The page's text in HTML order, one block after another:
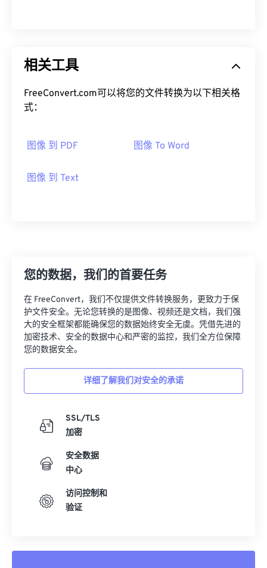
相关工具
FreeConvert.com可以将您的文件转换为以下相关格
式：
图像 到 PDF 图像 To Word
图像 到 Text
您的数据，我们的首要任务
在 FreeConvert，我们不仅提供文件转换服务，更致力于保
护文件安全。无论您转换的是图像、视频还是文档，我们强
大的安全框架都能确保您的数据始终安全无虞。凭借先进的
加密技术、安全的数据中心和严密的监控，我们全方位保障
您的数据安全。
详细了解我们对安全的承诺
SSL/TLS
加密
安全数据
中心
访问控制和
验证